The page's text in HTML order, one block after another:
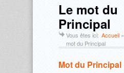
Le mot du
Principal
Vous êtes ici: Accueil »
mot du Principal
Mot du Principal